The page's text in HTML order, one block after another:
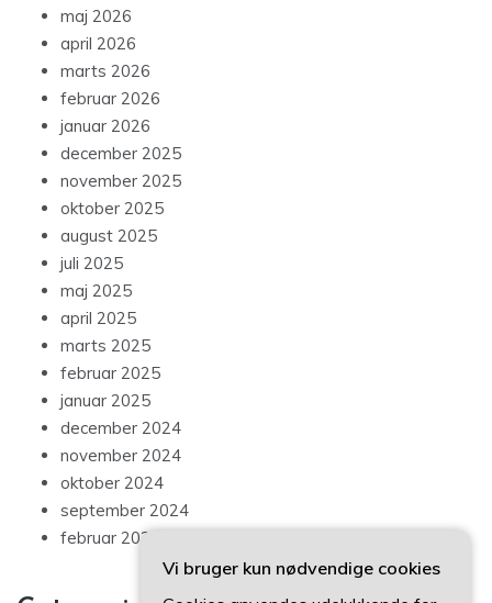
maj 2026
april 2026
marts 2026
februar 2026
januar 2026
december 2025
november 2025
oktober 2025
august 2025
juli 2025
maj 2025
april 2025
marts 2025
februar 2025
januar 2025
december 2024
november 2024
oktober 2024
september 2024
februar 2024
Vi bruger kun nødvendige cookies